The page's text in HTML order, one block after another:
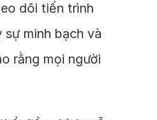
dõi tiến trình
minh bạch và
rằng mọi người